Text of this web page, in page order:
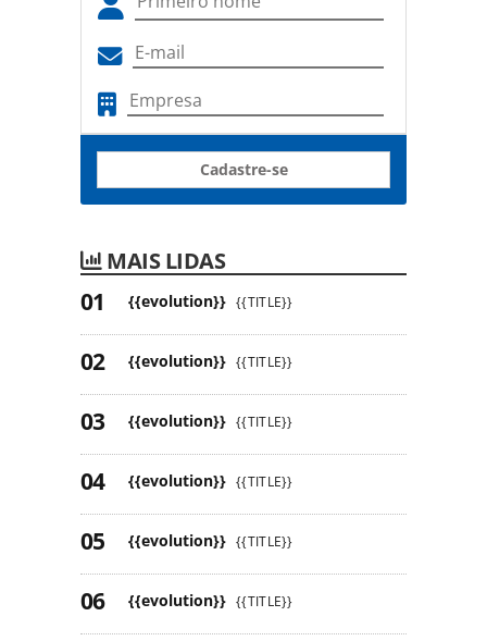
Cadastre-se
MAIS LIDAS
{{evolution}} {{TITLE}}
{{evolution}} {{TITLE}}
{{evolution}} {{TITLE}}
{{evolution}} {{TITLE}}
{{evolution}} {{TITLE}}
{{evolution}} {{TITLE}}